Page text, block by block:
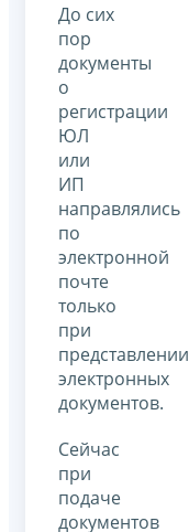
До сих
пор
документы
о
регистрации
ЮЛ
или
ИП
направлялись
по
электронной
почте
только
при
представлении
электронных
документов.
Сейчас
при
подаче
документов